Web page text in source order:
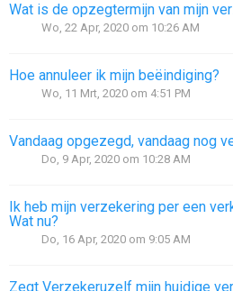
Wat is de opzegtermijn van mijn
Wo, 22 Apr, 2020 om 10:26 AM
Hoe annuleer ik mijn beëindiging?
Wo, 11 Mrt, 2020 om 4:51 PM
Vandaag opgezegd, vandaag nog
Do, 9 Apr, 2020 om 10:28 AM
Ik heb mijn verzekering per een
Wat nu?
Do, 16 Apr, 2020 om 9:05 AM
Zegt Verzekeruzelf mijn huidige